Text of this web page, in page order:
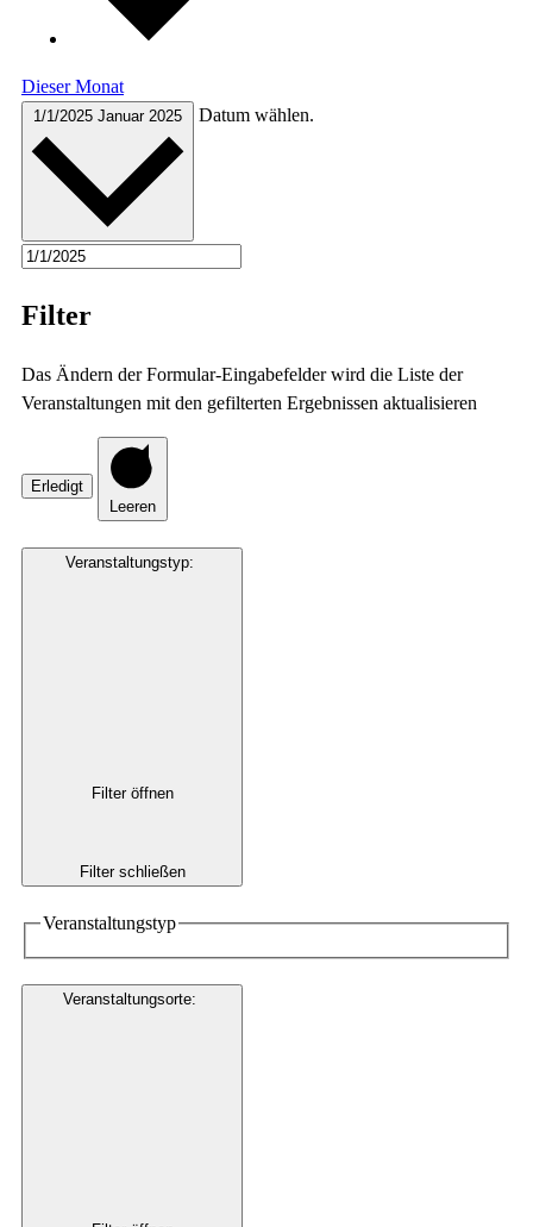
Dieser Monat
1/1/2025 Januar 2025 Datum wählen.
Filter
Das Ändern der Formular-Eingabefelder wird die Liste der
Veranstaltungen mit den gefilterten Ergebnissen aktualisieren
Erledigt
Leeren
Veranstaltungstyp:
Filter öffnen
Filter schließen
Veranstaltungstyp
Veranstaltungsorte: